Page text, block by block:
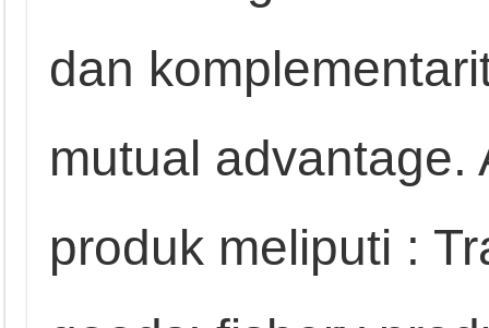
dan
mutual advantage.
produk meliputi :